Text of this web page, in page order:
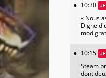
10:30
« Nous
Digne
mod
10:15
Steam
dont